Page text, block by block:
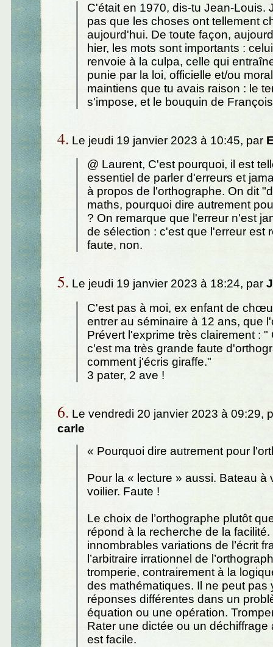
C'était en 1970, dis-tu Jean-Louis.
pas que les choses ont tellement
aujourd'hui. De toute façon,
hier, les mots sont importants :
renvoie à la culpa, celle qui
punie par la loi, officielle et/ou
maintiens que tu avais raison : le
s'impose, et le bouquin de
4. Le jeudi 19 janvier 2023 à 10:45, par
@ Laurent, C'est pourquoi, il est
essentiel de parler d'erreurs et
à propos de l'orthographe. On dit
maths, pourquoi dire autrement
? On remarque que l'erreur n'est
de sélection : c'est que l'erreur est
faute, non.
5. Le jeudi 19 janvier 2023 à 18:24, par
C'est pas à moi, ex enfant de
entrer au séminaire à 12 ans, que
Prévert l'exprime très clairement : "
c'est ma très grande faute
comment j'écris giraffe."
3 pater, 2 ave !
6. Le vendredi 20 janvier 2023 à 09:29,
carle
« Pourquoi dire autrement pour
Pour la « lecture » aussi. Bateau à
voilier. Faute !
Le choix de l’orthographe plutôt
répond à la recherche de la facilité.
innombrables variations de l’écrit
l’arbitraire irrationnel de
tromperie, contrairement à la
des mathématiques. Il ne peut pas
réponses différentes dans un
équation ou une opération.
Rater une dictée ou un déchiffrage
est facile.